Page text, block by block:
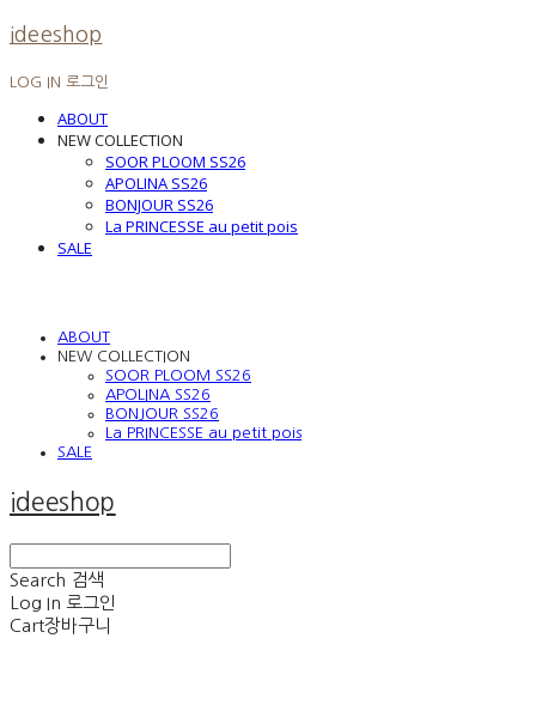
ideeshop
LOG IN 로그인
ABOUT
NEW COLLECTION
SOOR PLOOM SS26
APOLINA SS26
BONJOUR SS26
La PRINCESSE au petit pois
SALE
ABOUT
NEW COLLECTION
SOOR PLOOM SS26
APOLINA SS26
BONJOUR SS26
La PRINCESSE au petit pois
SALE
ideeshop
Search 검색
Log In 로그인
Cart장바구니